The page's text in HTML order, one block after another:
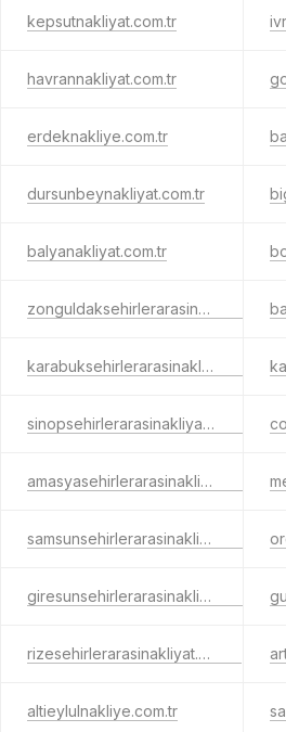
kepsutnakliyat.com.tr
havrannakliyat.com.tr
erdeknakliye.com.tr
dursunbeynakliyat.com.tr
balyanakliyat.com.tr
zonguldaksehirlerarasinakliye.com.tr
karabuksehirlerarasinakliyat.com.tr
sinopsehirlerarasinakliyat.com.tr
amasyasehirlerarasinakliyat.com.tr
samsunsehirlerarasinakliyatt.com.tr
giresunsehirlerarasinakliye.com.tr
rizesehirlerarasinakliyat.com.tr
altieylulnakliye.com.tr